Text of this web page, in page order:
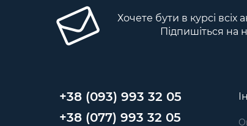
Хочете бути в курсі всіх
Підпишіться на
+38 (093) 993 32 05
+38 (077) 993 32 05